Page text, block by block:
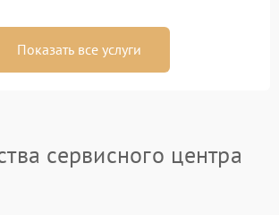
Показать все услуги
сервисного центра